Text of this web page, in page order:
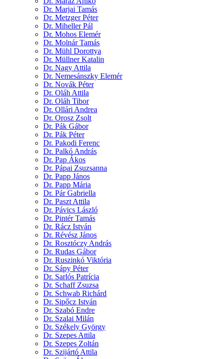
Dr. Marjai Tamás
Dr. Metzger Péter
Dr. Miheller Pál
Dr. Mohos Elemér
Dr. Molnár Tamás
Dr. Mühl Dorottya
Dr. Müllner Katalin
Dr. Nagy Attila
Dr. Nemesánszky Elemér
Dr. Novák Péter
Dr. Oláh Attila
Dr. Oláh Tibor
Dr. Ollári Andrea
Dr. Orosz Zsolt
Dr. Pák Gábor
Dr. Pák Péter
Dr. Pakodi Ferenc
Dr. Palkó András
Dr. Pap Ákos
Dr. Pápai Zsuzsanna
Dr. Papp János
Dr. Papp Mária
Dr. Pár Gabriella
Dr. Paszt Attila
Dr. Pávics László
Dr. Pintér Tamás
Dr. Rácz István
Dr. Révész János
Dr. Rosztóczy András
Dr. Rudas Gábor
Dr. Ruszinkó Viktória
Dr. Sápy Péter
Dr. Sarlós Patrícia
Dr. Schaff Zsuzsa
Dr. Schwab Richárd
Dr. Sipőcz István
Dr. Szabó Endre
Dr. Szalai Milán
Dr. Székely György
Dr. Szepes Attila
Dr. Szepes Zoltán
Dr. Szijártó Attila